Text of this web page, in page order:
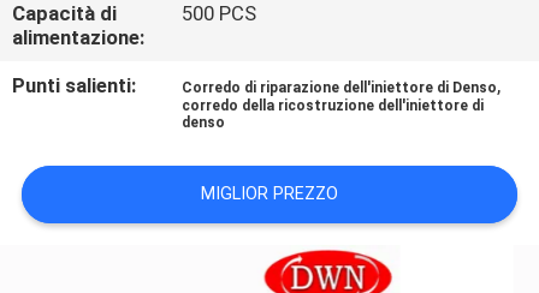
RICHIEDA
UNA
MAPPA
Capacità di
alimentazione:
500 PCS
Punti salienti: Corredo di riparazione dell'iniettore di Denso,
corredo della ricostruzione dell'iniettore di
denso
MIGLIOR PREZZO